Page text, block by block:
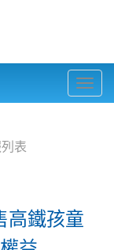
表
高鐵孩童